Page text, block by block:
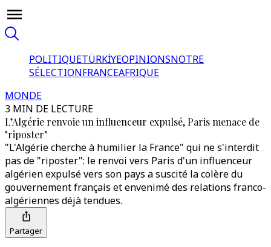
POLITIQUETÜRKİYEOPINIONSNOTRE
SÉLECTIONFRANCEAFRIQUE
MONDE
3 MIN DE LECTURE
L’Algérie renvoie un influenceur expulsé, Paris menace de
"riposter"
"L'Algérie cherche à humilier la France" qui ne s'interdit
pas de "riposter": le renvoi vers Paris d'un influenceur
algérien expulsé vers son pays a suscité la colère du
gouvernement français et envenimé des relations franco-
algériennes déjà tendues.
Partager